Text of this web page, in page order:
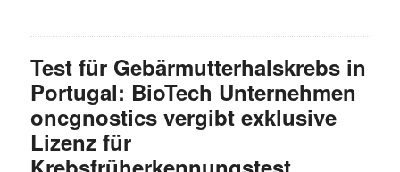
Test für Gebärmutterhalskrebs in
Portugal: BioTech Unternehmen
oncgnostics vergibt exklusive
Lizenz für